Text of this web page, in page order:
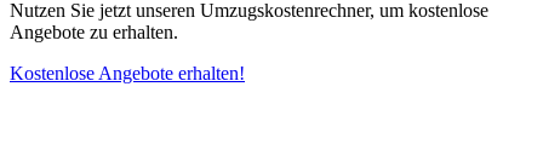
Nutzen Sie jetzt unseren Umzugskostenrechner, um kostenlose
Angebote zu erhalten.
Kostenlose Angebote erhalten!